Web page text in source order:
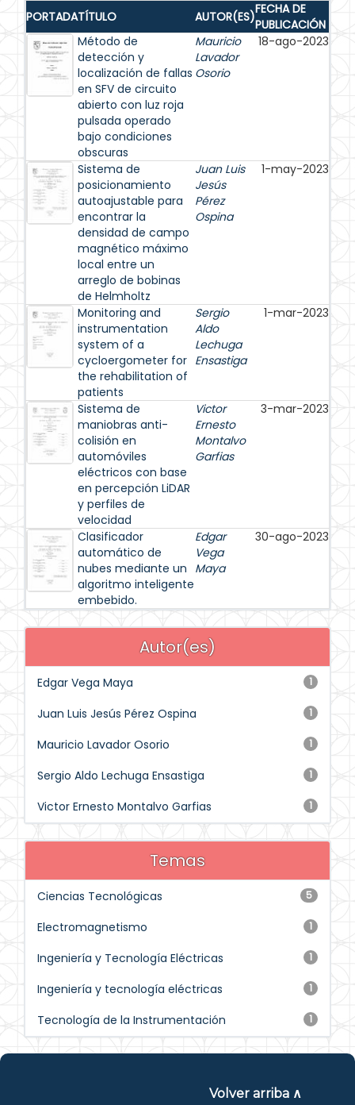
PORTADATÍTULO AUTOR(ES)FECHA DE
PUBLICACIÓN
Método de
detección y
localización de fallas
en SFV de circuito
abierto con luz roja
pulsada operado
bajo condiciones
obscuras
Mauricio
Lavador
Osorio
18-ago-2023
Sistema de
posicionamiento
autoajustable para
encontrar la
densidad de campo
magnético máximo
local entre un
arreglo de bobinas
de Helmholtz
Juan Luis
Jesús
Pérez
Ospina
1-may-2023
Monitoring and
instrumentation
system of a
cycloergometer for
the rehabilitation of
patients
Sergio
Aldo
Lechuga
Ensastiga
1-mar-2023
Sistema de
maniobras anti-
colisión en
automóviles
eléctricos con base
en percepción LiDAR
y perfiles de
velocidad
Victor
Ernesto
Montalvo
Garfias
3-mar-2023
Clasificador
automático de
nubes mediante un
algoritmo inteligente
embebido.
Edgar
Vega
Maya
30-ago-2023
Autor(es)
1
Edgar Vega Maya
1
Juan Luis Jesús Pérez Ospina
1
Mauricio Lavador Osorio
1
Sergio Aldo Lechuga Ensastiga
1
Victor Ernesto Montalvo Garfias
Temas
5
Ciencias Tecnológicas
1
Electromagnetismo
1
Ingeniería y Tecnología Eléctricas
1
Ingeniería y tecnología eléctricas
1
Tecnología de la Instrumentación
Volver arriba ∧